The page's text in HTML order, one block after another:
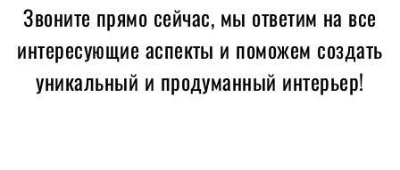
Звоните прямо сейчас, мы ответим на все
интересующие аспекты и поможем создать
уникальный и продуманный интерьер!